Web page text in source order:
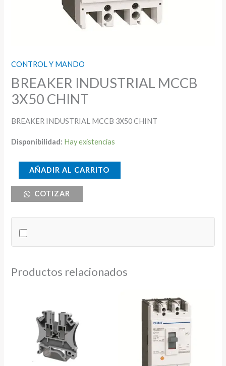
CONTROL Y MANDO
BREAKER INDUSTRIAL MCCB
3X50 CHINT
BREAKER INDUSTRIAL MCCB 3X50 CHINT
Disponibilidad: Hay existencias
BREAKER
INDUSTRIAL
MCCB
cantidad
AÑADIR AL CARRITO
COTIZAR
Productos relacionados